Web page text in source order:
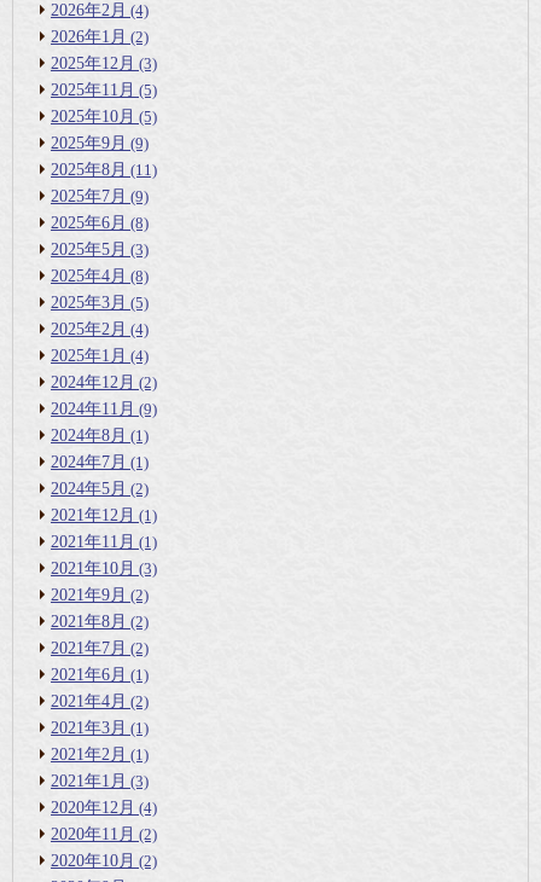
2026年2月 (4)
2026年1月 (2)
2025年12月 (3)
2025年11月 (5)
2025年10月 (5)
2025年9月 (9)
2025年8月 (11)
2025年7月 (9)
2025年6月 (8)
2025年5月 (3)
2025年4月 (8)
2025年3月 (5)
2025年2月 (4)
2025年1月 (4)
2024年12月 (2)
2024年11月 (9)
2024年8月 (1)
2024年7月 (1)
2024年5月 (2)
2021年12月 (1)
2021年11月 (1)
2021年10月 (3)
2021年9月 (2)
2021年8月 (2)
2021年7月 (2)
2021年6月 (1)
2021年4月 (2)
2021年3月 (1)
2021年2月 (1)
2021年1月 (3)
2020年12月 (4)
2020年11月 (2)
2020年10月 (2)